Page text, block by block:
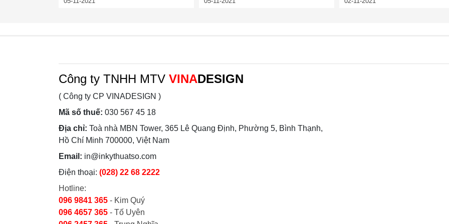
Công ty TNHH MTV VINADESIGN
( Công ty CP VINADESIGN )
Mã số thuế: 030 567 45 18
Địa chỉ: Toà nhà MBN Tower, 365 Lê Quang Định, Phường 5, Bình Thạnh,
Hồ Chí Minh 700000, Việt Nam
Email: in@inkythuatso.com
Điện thoại: (028) 22 68 2222
Hotline:
096 9841 365 - Kim Quý
096 4657 365 - Tố Uyên